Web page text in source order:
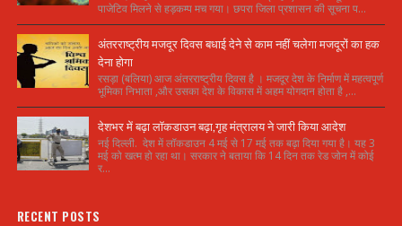
पाजेटिव मिलने से हड़कम्प मच गया। छपरा जिला प्रशासन की सूचना प...
अंतरराष्ट्रीय मजदूर दिवस बधाई देने से काम नहीं चलेगा मजदूरों का हक
देना होगा
रसड़ा (बलिया) आज अंतरराष्ट्रीय दिवस है । मजदूर देश के निर्माण में महत्वपूर्ण
भूमिका निभाता ,और उसका देश के विकास में अहम योगदान होता है ,...
देशभर में बढ़ा लॉकडाउन बढ़ा,गृह मंत्रालय ने जारी किया आदेश
नई दिल्ली. देश में लॉकडाउन 4 मई से 17 मई तक बढ़ा दिया गया है। यह 3
मई को खत्म हो रहा था। सरकार ने बताया कि 14 दिन तक रेड जोन में कोई
र...
RECENT POSTS